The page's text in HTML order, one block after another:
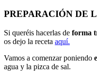
PREPARACIÓN DE
Si queréis hacerlas de forma
os dejo la receta aquí.
Vamos a comenzar poniendo
agua y la pizca de sal.